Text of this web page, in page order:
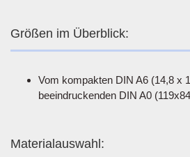
Größen im Überblick:
Vom kompakten DIN A6 (14,8 x
beeindruckenden DIN A0
Materialauswahl: